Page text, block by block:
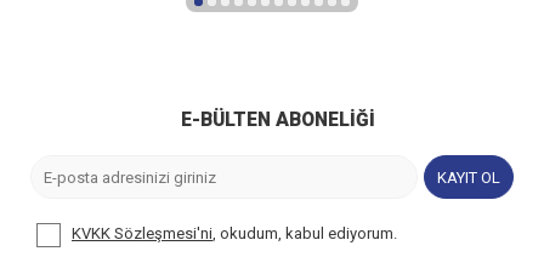
E-BÜLTEN ABONELIĞI
KAYIT OL
KVKK Sözleşmesi'ni, okudum, kabul ediyorum.